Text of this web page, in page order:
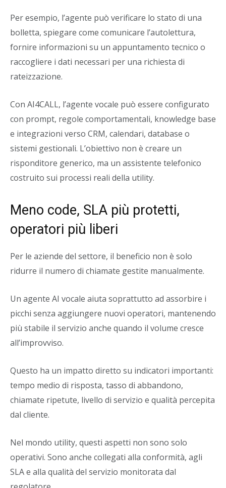
Per esempio, l’agente può verificare lo stato di una
bolletta, spiegare come comunicare l’autolettura,
fornire informazioni su un appuntamento tecnico o
raccogliere i dati necessari per una richiesta di
rateizzazione.
Con AI4CALL, l’agente vocale può essere configurato
con prompt, regole comportamentali, knowledge base
e integrazioni verso CRM, calendari, database o
sistemi gestionali. L’obiettivo non è creare un
risponditore generico, ma un assistente telefonico
costruito sui processi reali della utility.
Meno code, SLA più protetti,
operatori più liberi
Per le aziende del settore, il beneficio non è solo
ridurre il numero di chiamate gestite manualmente.
Un agente AI vocale aiuta soprattutto ad assorbire i
picchi senza aggiungere nuovi operatori, mantenendo
più stabile il servizio anche quando il volume cresce
all’improvviso.
Questo ha un impatto diretto su indicatori importanti:
tempo medio di risposta, tasso di abbandono,
chiamate ripetute, livello di servizio e qualità percepita
dal cliente.
Nel mondo utility, questi aspetti non sono solo
operativi. Sono anche collegati alla conformità, agli
SLA e alla qualità del servizio monitorata dal